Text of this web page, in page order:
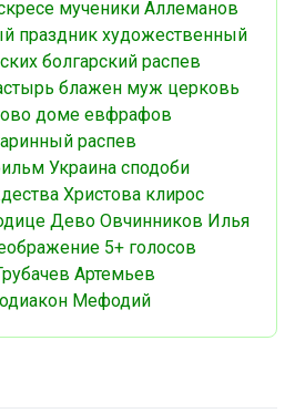
мученики Аллеманов
праздник художественный
болгарский распев
блажен муж церковь
доме евфрафов
распев
Украина сподоби
Христова клирос
Дево Овчинников Илья
5+ голосов
Артемьев
Мефодий